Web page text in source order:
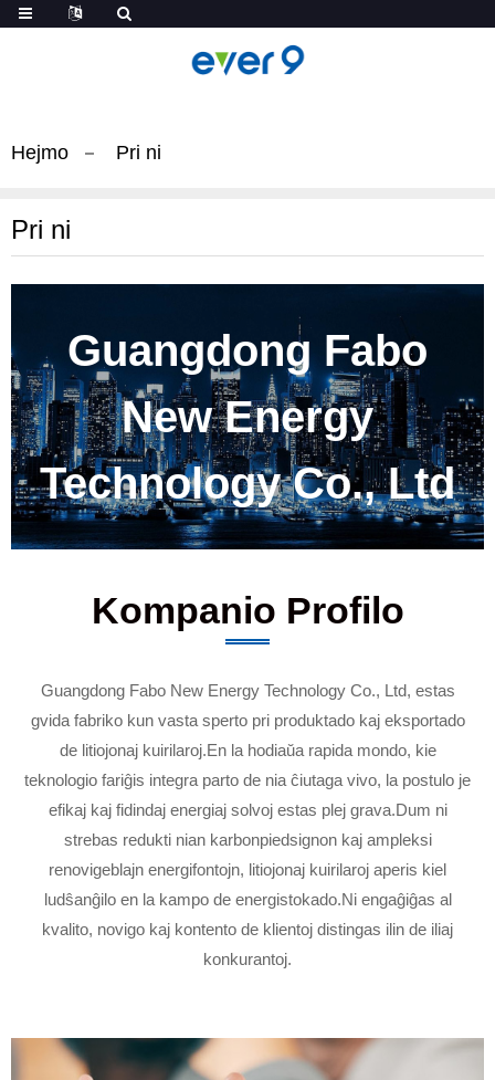
Hejmo Pri ni
Pri ni
Guangdong Fabo
New Energy
Technology Co., Ltd
Kompanio Profilo
Guangdong Fabo New Energy Technology Co., Ltd, estas
gvida fabriko kun vasta sperto pri produktado kaj eksportado
de litiojonaj kuirilaroj.En la hodiaŭa rapida mondo, kie
teknologio fariĝis integra parto de nia ĉiutaga vivo, la postulo je
efikaj kaj fidindaj energiaj solvoj estas plej grava.Dum ni
strebas redukti nian karbonpiedsignon kaj ampleksi
renovigeblajn energifontojn, litiojonaj kuirilaroj aperis kiel
ludŝanĝilo en la kampo de energistokado.Ni engaĝiĝas al
kvalito, novigo kaj kontento de klientoj distingas ilin de iliaj
konkurantoj.